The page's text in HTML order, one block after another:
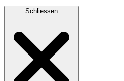
Schliessen